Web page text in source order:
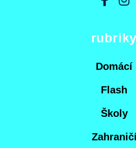
rubriky
Domácí
Flash
Školy